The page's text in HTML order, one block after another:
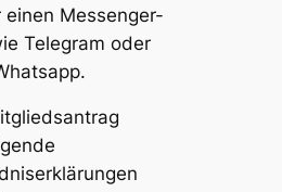
Messenger-
Telegram oder